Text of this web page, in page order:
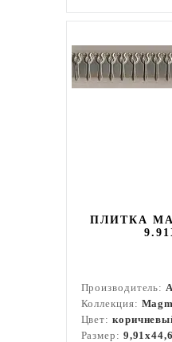
ПЛИТКА
Производитель:
Коллекция:
Цвет:
Размер: